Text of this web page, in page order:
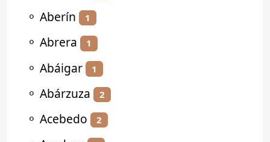
⚬ Aberín 1
⚬ Abrera 1
⚬ Abáigar 1
⚬ Abárzuza 2
⚬ Acebedo 2